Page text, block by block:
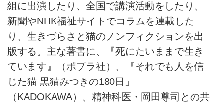
組に出演したり、全国で講演活動をしたり、
新聞やNHK福祉サイトでコラムを連載した
り、生きづらさと猫のノンフィクションを出
版する。主な著書に、『死にたいままで生き
ています』（ポプラ社）、『それでも人を信
じた猫 黒猫みつきの180日」
（KADOKAWA）、精神科医・岡田尊司との共